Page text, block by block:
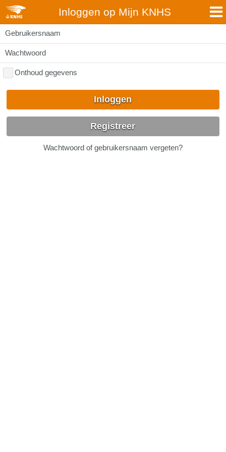
Inloggen op Mijn KNHS
Gebruikersnaam
Wachtwoord
Onthoud gegevens
Inloggen
Registreer
Wachtwoord of gebruikersnaam vergeten?